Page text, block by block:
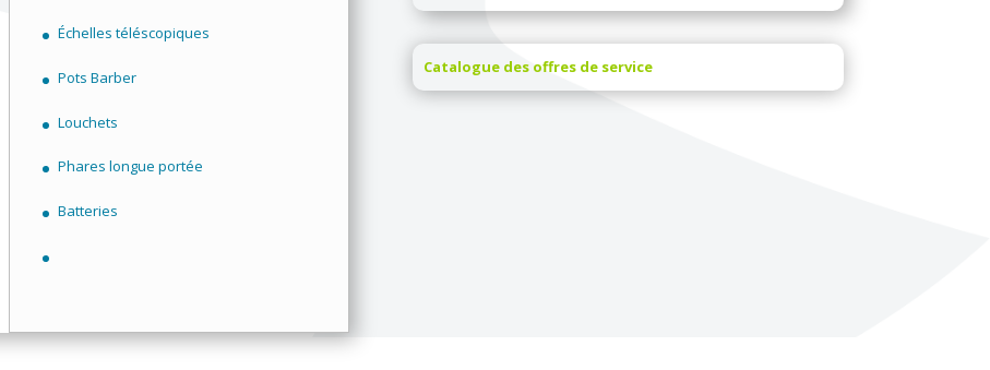
Échelles téléscopiques
Pots Barber
Louchets
Phares longue portée
Batteries
Catalogue des offres de service